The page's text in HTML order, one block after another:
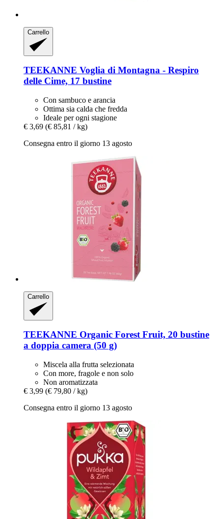
Carrello
TEEKANNE Voglia di Montagna -​ Respiro
delle Cime, 17 bustine
Con sambuco e arancia
Ottima sia calda che fredda
Ideale per ogni stagione
€ 3,69 (€ 85,81 / kg)
Consegna entro il giorno 13 agosto
Carrello
TEEKANNE Organic Forest Fruit, 20 bustine
a doppia camera (50 g)
Miscela alla frutta selezionata
Con more, fragole e non solo
Non aromatizzata
€ 3,99 (€ 79,80 / kg)
Consegna entro il giorno 13 agosto